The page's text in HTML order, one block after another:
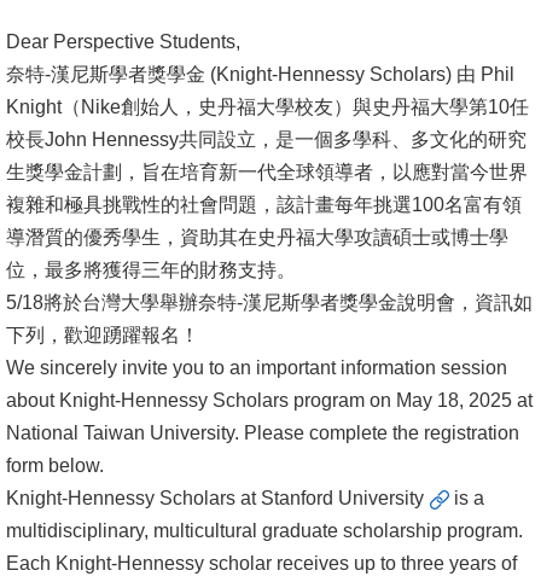
單
研
究
消
息
公
告
國
際
化
高
Dear Perspective Students,
奈特-漢尼斯學者獎學金 (Knight-Hennessy Scholars) 由 Phil
Knight（Nike創始人，史丹福大學校友）與史丹福大學第10任
校長John Hennessy共同設立，是一個多學科、多文化的研究
生獎學金計劃，旨在培育新一代全球領導者，以應對當今世界
複雜和極具挑戰性的社會問題，該計畫每年挑選100名富有領
導潛質的優秀學生，資助其在史丹福大學攻讀碩士或博士學
位，最多將獲得三年的財務支持。
5/18將於台灣大學舉辦奈特-漢尼斯學者獎學金說明會，資訊如
下列，歡迎踴躍報名！
We sincerely invite you to an important information session
about Knight-Hennessy Scholars program on May 18, 2025 at
National Taiwan University. Please complete the registration
form below.
Knight-Hennessy Scholars at Stanford University
is a
multidisciplinary, multicultural graduate scholarship program.
Each Knight-Hennessy scholar receives up to three years of